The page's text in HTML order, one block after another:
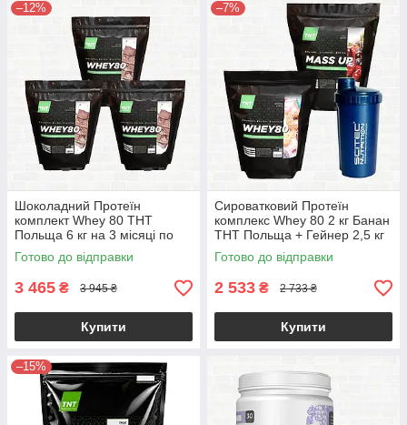
–12%
Шоколадний Протеїн
комплект Whey 80 ТНТ
Польща 6 кг на 3 місяці по
оптовій ціні
Готово до відправки
3 465 ₴ 3 945 ₴
Купити
–7%
Сироватковий Протеїн
комплекс Whey 80 2 кг Банан
ТНТ Польща + Гейнер 2,5 кг
та Шейкер у Подарунок
Готово до відправки
2 533 ₴ 2 733 ₴
Купити
–15%